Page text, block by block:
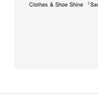
Clothes & Shoe Shine 『